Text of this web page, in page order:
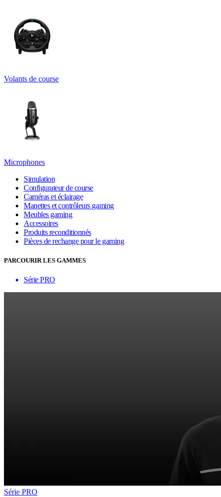
Volants de course
Microphones
Simulation
Configurateur de course
Caméras et éclairage
Manettes et contrôleurs gaming
Meubles gaming
Accessoires
Produits reconditionnés
Pièces de rechange pour le gaming
PARCOURIR LES GAMMES
Série PRO
Série PRO